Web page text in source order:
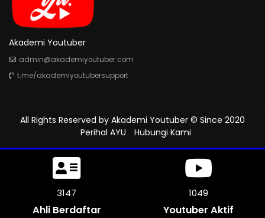
Akademi Youtuber
admin@akademiyoutuber.com
t.me/akademiyoutubersupport
All Rights Reserved by Akademi Youtuber © Since 2020
Perihal AYU
Hubungi Kami
3738
Ahli Berdaftar
1246
Youtuber Aktif